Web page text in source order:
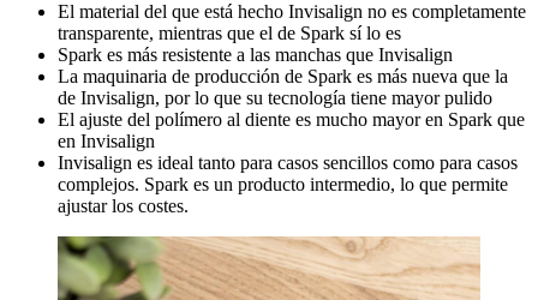
El material del que está hecho Invisalign no es completamente
transparente, mientras que el de Spark sí lo es
Spark es más resistente a las manchas que Invisalign
La maquinaria de producción de Spark es más nueva que la
de Invisalign, por lo que su tecnología tiene mayor pulido
El ajuste del polímero al diente es mucho mayor en Spark que
en Invisalign
Invisalign es ideal tanto para casos sencillos como para casos
complejos. Spark es un producto intermedio, lo que permite
ajustar los costes.